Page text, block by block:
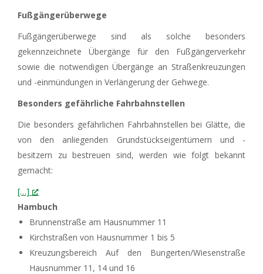
Fußgängerüberwege
Fußgängerüberwege sind als solche besonders
gekennzeichnete Übergänge für den Fußgängerverkehr
sowie die notwendigen Übergänge an Straßenkreuzungen
und -einmündungen in Verlängerung der Gehwege.
Besonders gefährliche Fahrbahnstellen
Die besonders gefährlichen Fahrbahnstellen bei Glätte, die
von den anliegenden Grundstückseigentümern und -
besitzern zu bestreuen sind, werden wie folgt bekannt
gemacht:
[…]
Hambuch
Brunnenstraße am Hausnummer 11
Kirchstraßen von Hausnummer 1 bis 5
Kreuzungsbereich Auf den Bungerten/Wiesenstraße
Hausnummer 11, 14 und 16